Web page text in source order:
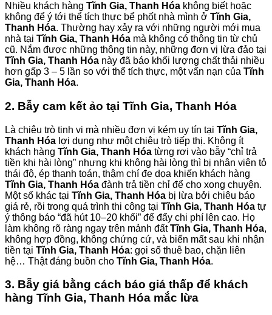
Nhiều khách hàng Tĩnh Gia, Thanh Hóa không biết hoặc
không để ý tới thể tích thực bể phốt nhà mình ở Tĩnh Gia,
Thanh Hóa. Thường hay xảy ra với những người mới mua
nhà tại Tĩnh Gia, Thanh Hóa mà không có thông tin từ chủ
cũ. Nắm được những thông tin này, những đơn vị lừa đảo tại
Tĩnh Gia, Thanh Hóa này đã báo khối lượng chất thải nhiều
hơn gấp 3 – 5 lần so với thể tích thực, một vấn nạn của Tĩnh
Gia, Thanh Hóa.
2. Bẫy cam kết ảo tại Tĩnh Gia, Thanh Hóa
Là chiêu trò tinh vi mà nhiều đơn vị kém uy tín tại Tĩnh Gia,
Thanh Hóa lợi dụng như một chiêu trò tiếp thị. Không ít
khách hàng Tĩnh Gia, Thanh Hóa từng rơi vào bẫy “chỉ trả
tiền khi hài lòng” nhưng khi không hài lòng thì bị nhân viên tỏ
thái độ, ép thanh toán, thậm chí đe dọa khiến khách hàng
Tĩnh Gia, Thanh Hóa đành trả tiền chỉ để cho xong chuyện.
Một số khác tại Tĩnh Gia, Thanh Hóa bị lừa bởi chiêu báo
giá rẻ, rồi trong quá trình thi công tại Tĩnh Gia, Thanh Hóa tự
ý thông báo “đã hút 10–20 khối” để đẩy chi phí lên cao. Họ
làm không rõ ràng ngay trên mảnh đấtTĩnh Gia, Thanh Hóa,
không hợp đồng, không chứng cứ, và biến mất sau khi nhận
tiền tại Tĩnh Gia, Thanh Hóa: gọi số thuê bao, chặn liên
hệ… Thật đáng buồn cho Tĩnh Gia, Thanh Hóa.
3. Bẫy giá bằng cách báo giá thấp để khách
hàng Tĩnh Gia, Thanh Hóa mắc lừa